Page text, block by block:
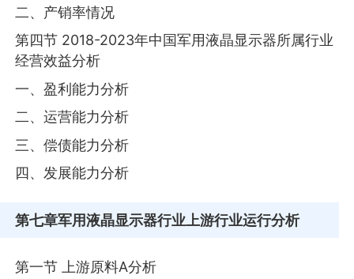
二、产销率情况
第四节 2018-2023年中国军用液晶显示器所属行业
经营效益分析
一、盈利能力分析
二、运营能力分析
三、偿债能力分析
四、发展能力分析
第七章军用液晶显示器行业上游行业运行分析
第一节 上游原料A分析